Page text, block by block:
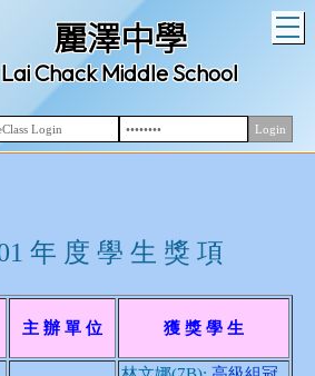
麗澤中學
Lai Chack Middle School